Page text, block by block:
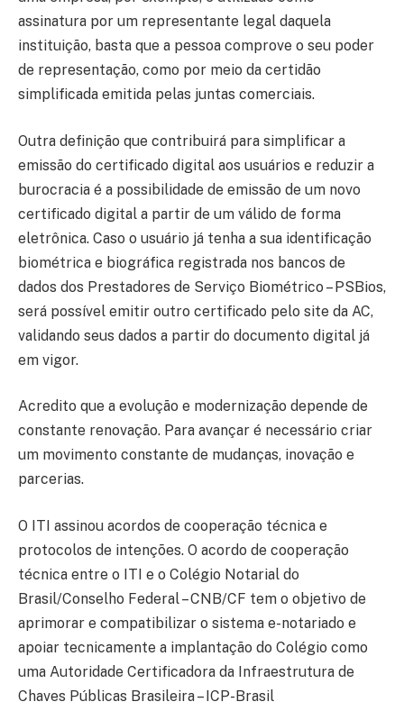
assinatura por um representante legal daquela
instituição, basta que a pessoa comprove o seu poder
de representação, como por meio da certidão
simplificada emitida pelas juntas comerciais.
Outra definição que contribuirá para simplificar a
emissão do certificado digital aos usuários e reduzir a
burocracia é a possibilidade de emissão de um novo
certificado digital a partir de um válido de forma
eletrônica. Caso o usuário já tenha a sua identificação
biométrica e biográfica registrada nos bancos de
dados dos Prestadores de Serviço Biométrico – PSBios,
será possível emitir outro certificado pelo site da AC,
validando seus dados a partir do documento digital já
em vigor.
Acredito que a evolução e modernização depende de
constante renovação. Para avançar é necessário criar
um movimento constante de mudanças, inovação e
parcerias.
O ITI assinou acordos de cooperação técnica e
protocolos de intenções. O acordo de cooperação
técnica entre o ITI e o Colégio Notarial do
Brasil/Conselho Federal – CNB/CF tem o objetivo de
aprimorar e compatibilizar o sistema e-notariado e
apoiar tecnicamente a implantação do Colégio como
uma Autoridade Certificadora da Infraestrutura de
Chaves Públicas Brasileira – ICP-Brasil